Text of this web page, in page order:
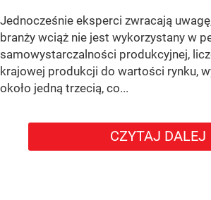
Jednocześnie eksperci zwracają
branży wciąż nie jest wykorzystany w
samowystarczalności produkcyjnej,
krajowej produkcji do wartości rynku,
około jedną trzecią, co...
CZYTAJ DALEJ